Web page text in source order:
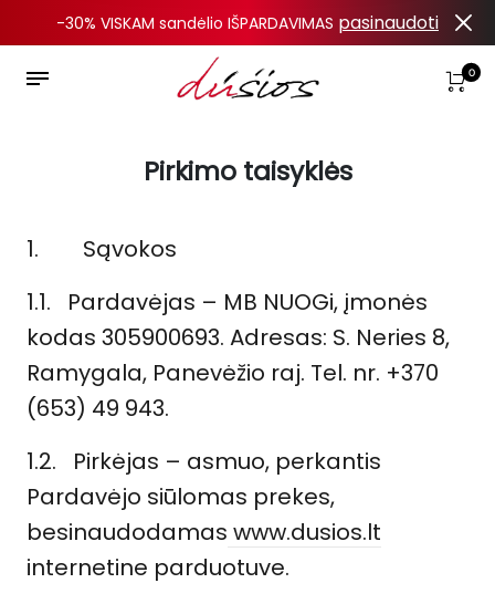
-30% VISKAM sandėlio IŠPARDAVIMAS pasinaudoti
0
Pirkimo taisyklės
1.
Sąvokos
1.1. Pardavėjas – MB NUOGi, įmonės
kodas 305900693. Adresas: S. Neries 8,
Ramygala, Panevėžio raj. Tel. nr. +370
(653) 49 943.
1.2. Pirkėjas – asmuo, perkantis
Pardavėjo siūlomas prekes,
besinaudodamas www.dusios.lt
internetine parduotuve.